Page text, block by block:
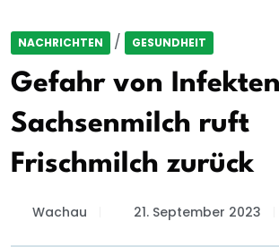
NACHRICHTEN / GESUNDHEIT
Gefahr von
Sachsenmilch ruft
Frischmilch zurück
Wachau 21. September 2023